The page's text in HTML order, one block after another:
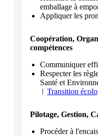
emballage à
Appliquer les
Coopération,
compétences
Communiquer
Respecter les
Santé et
Transition
Pilotage, Gestion,
Procéder à